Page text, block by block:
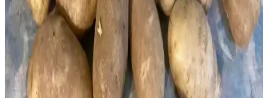
Makinesiz 3 Malzemeli Dondurma Tarifleri:
Mascarpone, Muz ve Yoğunlaştırılmış Sütle Pratik
Hazırlık
Makinesiz ve sadece üç malzemeyle evde doğal dondurma yapmak
mümkün. Mascarpone, muz ve yoğunlaştırılmış sütle kremamsı
dondurma tarifleri, sağlıklı ve pratik lezzetler sunar.